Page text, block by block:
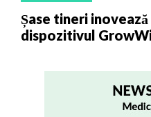
Șase tineri
dispozitivul